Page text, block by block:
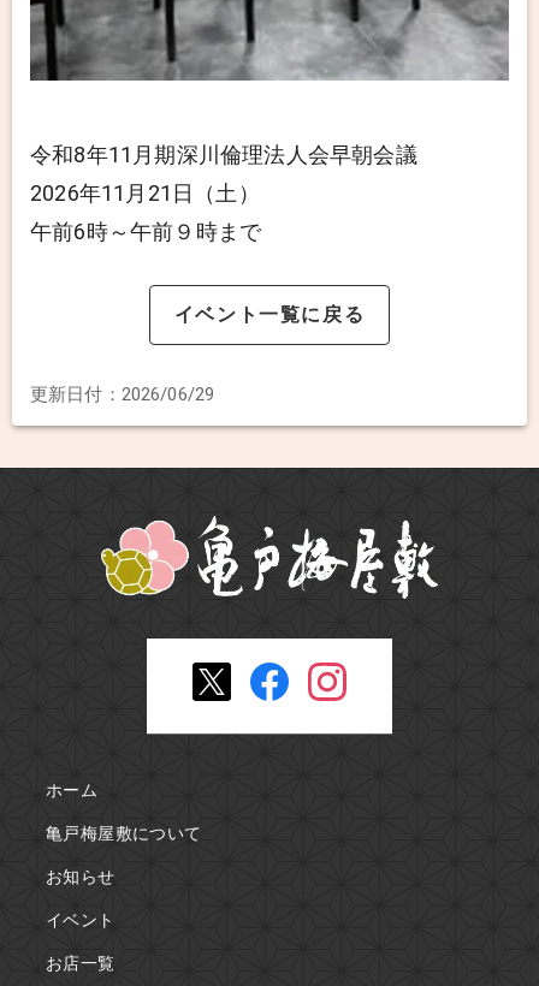
令和8年11月期深川倫理法人会早朝会議
2026年11月21日（土）
午前6時～午前９時まで
イベント一覧に戻る
更新日付： 2026/06/29
ホーム
亀戸梅屋敷について
お知らせ
イベント
お店一覧